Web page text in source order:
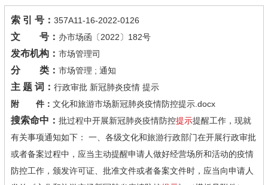
索 引 号： 357A11-16-2022-0126
文 号： 办市场函〔2022〕182号
发布机构： 市场管理司
分 类： 市场管理 ; 通知
主 题 词： 行政审批 新冠肺炎疫情 提示
附 件： 文化和旅游市场新冠肺炎疫情防控提示.docx
搜索命中： 批过程中开展新冠肺炎疫情防控提示提醒工作，现就
有关事项通知如下： 一、各级文化和旅游行政部门在开展行政审批
或者备案过程中，应当主动提醒申请人做好经营场所和活动的疫情
防控工作，颁发许可证、批准文件或者备案文件时，应当向申请人